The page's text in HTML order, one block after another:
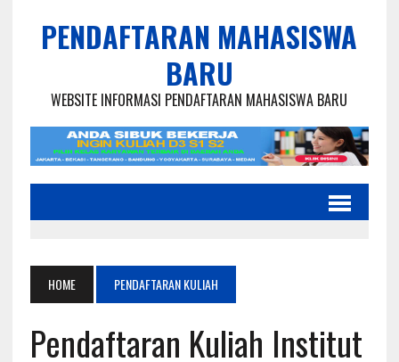
PENDAFTARAN MAHASISWA
BARU
WEBSITE INFORMASI PENDAFTARAN MAHASISWA BARU
HOME PENDAFTARAN KULIAH
Pendaftaran Kuliah Institut